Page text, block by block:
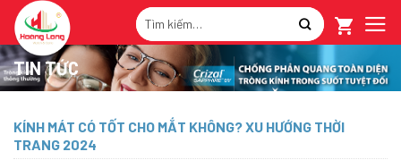
Skip
content
Tìm
kiếm:
TIN TỨC
KÍNH MÁT CÓ TỐT CHO MẮT KHÔNG? XU HƯỚNG THỜI
TRANG 2024